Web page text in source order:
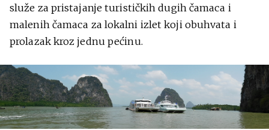
služe za pristajanje turističkih dugih čamaca i
malenih čamaca za lokalni izlet koji obuhvata i
prolazak kroz jednu pećinu.